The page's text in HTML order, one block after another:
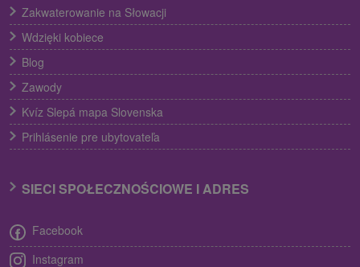
Zakwaterowanie na Słowacji
Wdzięki kobiece
Blog
Zawody
Kvíz Slepá mapa Slovenska
Prihlásenie pre ubytovateľa
SIECI SPOŁECZNOŚCIOWE I ADRES
Facebook
Instagram